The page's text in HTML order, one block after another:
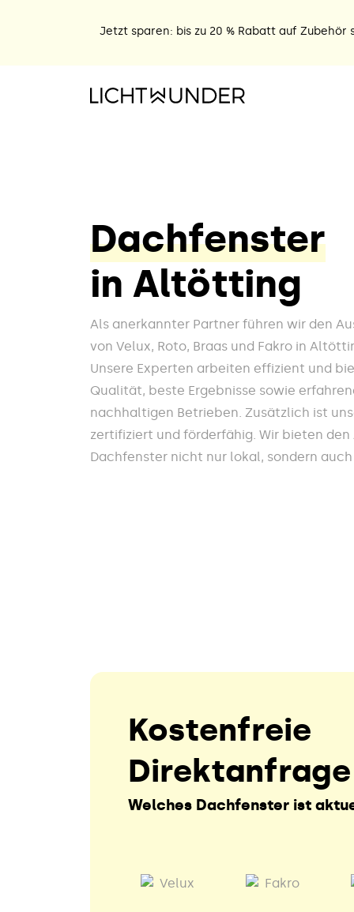
Jetzt sparen: bis zu 20 % Rabatt auf
Dachfenster
in Altötting
Als anerkannter Partner führen wir den
von Velux, Roto, Braas und Fakro in
Unsere Experten arbeiten effizient und
Qualität, beste Ergebnisse sowie
nachhaltigen Betrieben. Zusätzlich ist
zertifiziert und förderfähig. Wir bieten den
Dachfenster nicht nur lokal, sondern
Kostenfreie
Direktanfrage
Welches Dachfenster ist